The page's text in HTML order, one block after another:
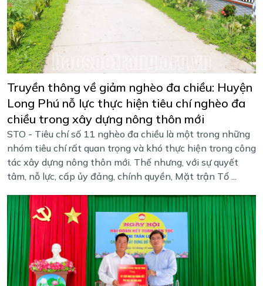
Truyền thông về giảm nghèo đa chiều: Huyện
Long Phú nỗ lực thực hiện tiêu chí nghèo đa
chiều trong xây dựng nông thôn mới
STO - Tiêu chí số 11 nghèo đa chiều là một trong những
nhóm tiêu chí rất quan trọng và khó thực hiện trong công
tác xây dựng nông thôn mới. Thế nhưng, với sự quyết
tâm, nỗ lực, cấp ủy đảng, chính quyền, Mặt trận Tổ ...